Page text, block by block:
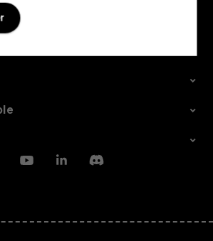
YoutubeLinkedinDiscord